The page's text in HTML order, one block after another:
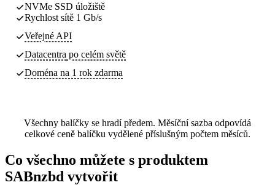
NVMe SSD úložiště
Rychlost sítě 1 Gb/s
Veřejné API
Datacentra po celém světě
Doména na 1 rok zdarma
Všechny balíčky se hradí předem. Měsíční sazba odpovídá
celkové ceně balíčku vydělené příslušným počtem měsíců.
Co všechno můžete s produktem
SABnzbd vytvořit